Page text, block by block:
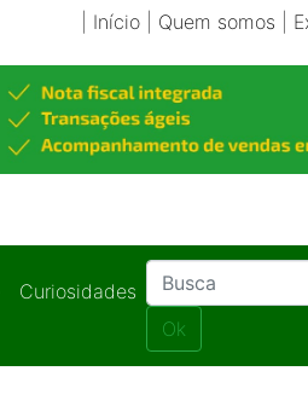
Início| Quem somos
Curiosidades
Ok